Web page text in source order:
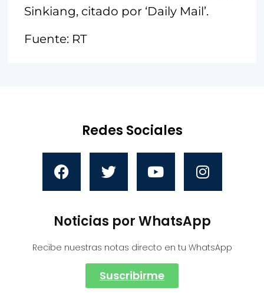
Sinkiang, citado por ‘Daily Mail’.
Fuente: RT
Redes Sociales
Noticias por WhatsApp
Recibe nuestras notas directo en tu WhatsApp
Suscribirme